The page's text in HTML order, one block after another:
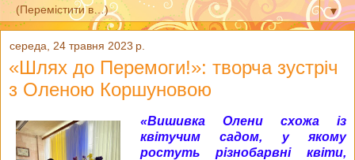
▼
середа, 24 травня 2023 р.
«Шлях до Перемоги!»: творча зустріч
з Оленою Коршуновою
«Вишивка Олени схожа із
квітучим садом, у якому
ростуть різнобарвні квіти,